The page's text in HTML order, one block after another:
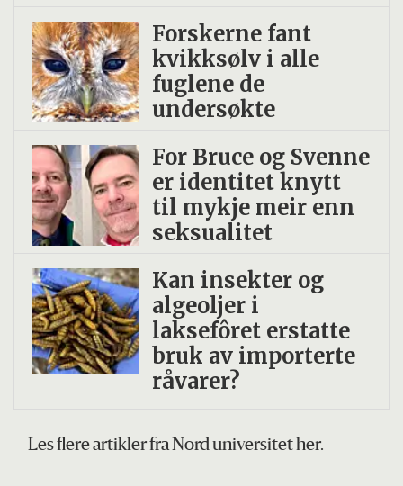
Forskerne fant
kvikksølv i alle
fuglene de
undersøkte
For Bruce og Svenne
er identitet knytt
til mykje meir enn
seksualitet
Kan insekter og
algeoljer i
laksefôret erstatte
bruk av importerte
råvarer?
Les flere artikler fra Nord universitet her.